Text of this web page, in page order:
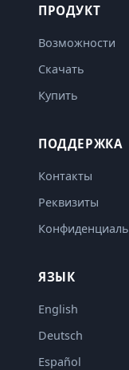
ПРОДУКТ
Возможности
Скачать
Купить
ПОДДЕРЖКА
Контакты
Реквизиты
ЯЗЫК
English
Deutsch
Español